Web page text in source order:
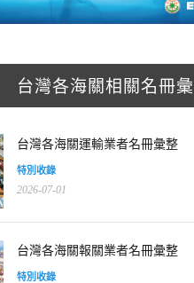
台灣各海關相關名冊
台灣各海關運輸業者名冊彙整
特別收錄
2026-07-01
台灣各海關報關業者名冊彙整
特別收錄